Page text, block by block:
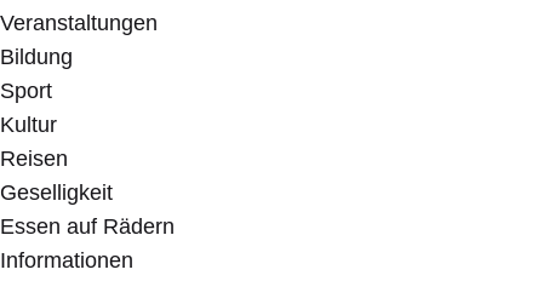
Veranstaltungen
Bildung
Sport
Kultur
Reisen
Geselligkeit
Essen auf Rädern
Informationen